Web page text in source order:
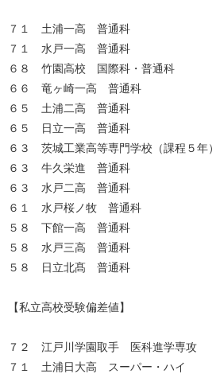
７１ 土浦一高 普通科
７１ 水戸一高 普通科
６８ 竹園高校 国際科・普通科
６６ 竜ヶ崎一高 普通科
６５ 土浦二高 普通科
６５ 日立一高 普通科
６３ 茨城工業高等専門学校（課程５年）
６３ 牛久栄進 普通科
６３ 水戸二高 普通科
６１ 水戸桜ノ牧 普通科
５８ 下館一高 普通科
５８ 水戸三高 普通科
５８ 日立北髙 普通科
【私立高校受験偏差値】
７２ 江戸川学園取手 医科進学専攻
７１ 土浦日大高 スーパー・ハイ